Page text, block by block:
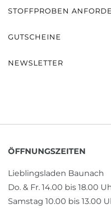
STOFFPROBEN
GUTSCHEINE
NEWSLETTER
ÖFFNUNGSZEITEN
Lieblingsladen Baunach
Do. & Fr. 14.00 bis 18.00
Samstag 10.00 bis 13.00